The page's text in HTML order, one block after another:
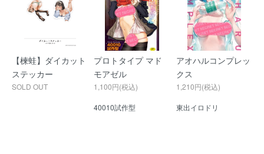
【楝蛙】ダイカット
ステッカー
SOLD OUT
プロトタイプ マド
モアゼル
1,100円(税込)
40010試作型
アオハルコンプレッ
クス
1,210円(税込)
東出イロドリ